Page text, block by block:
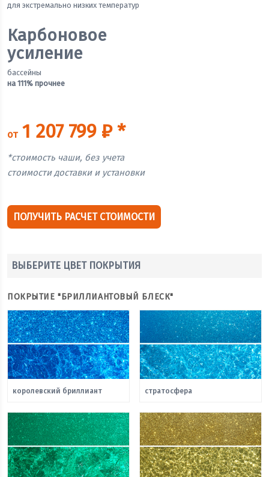
для экстремально низких температур
Карбоновое
усиление
бассейны
на 111% прочнее
от1 207 799 ₽ *
*стоимость чаши, без учета
стоимости доставки и установки
ПОЛУЧИТЬ РАСЧЕТ СТОИМОСТИ
ВЫБЕРИТЕ ЦВЕТ ПОКРЫТИЯ
ПОКРЫТИЕ "БРИЛЛИАНТОВЫЙ БЛЕСК"
королевский бриллиант стратосфера